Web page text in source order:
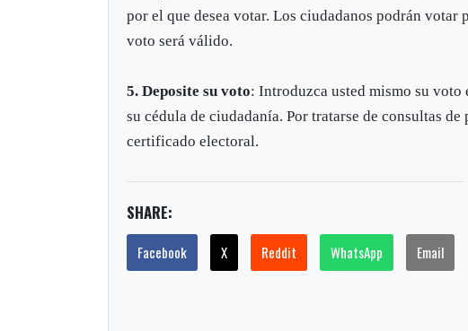
por el que desea votar. Los ciudadanos podrán
voto será válido.
5. Deposite su voto: Introduzca usted mismo su
su cédula de ciudadanía. Por tratarse de consultas
certificado electoral.
SHARE:
Facebook X Reddit WhatsApp Email